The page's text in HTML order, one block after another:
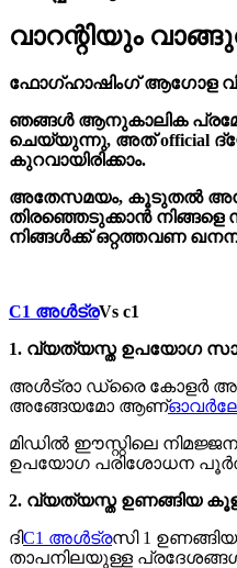
വാറന്റിയും
ഫോഗ്ഹാഷിംഗ് ആഗോള
ഞങ്ങൾ ആനുകാലിക
ചെയ്യുന്നു, അത് official
കുറവായിരിക്കാം.
അതേസമയം, കൂടുതൽ
തിരഞ്ഞെടുക്കാൻ
നിങ്ങൾക്ക് ഒറ്റത്തവണ
C1 അൾട്രVs c1
1. വ്യത്യസ്ത ഉപയോഗ
അൾട്രാ ഡ്രൈ കോളർ
അങ്ങേയമോ ആണ്
മിഡിൽ ഈസ്റ്റിലെ
ഉപയോഗ പരിശോധന
2. വ്യത്യസ്ത ഉണങ്ങിയ
ദിC1 അൾട്രസി 1
താപനിലയുള്ള